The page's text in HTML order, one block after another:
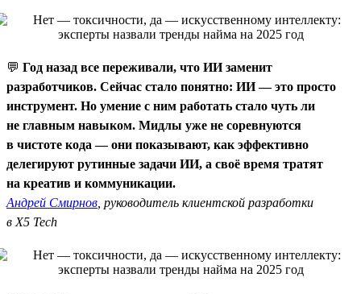
💬 Год назад все переживали, что ИИ заменит
разработчиков. Сейчас стало понятно: ИИ — это просто
инструмент. Но умение с ним работать стало чуть ли
не главным навыком. Мидлы уже не соревнуются
в чистоте кода — они показывают, как эффективно
делегируют рутинные задачи ИИ, а своё время тратят
на креатив и коммуникации.
Андрей Смирнов , руководитель клиентской разработки
в X5 Tech